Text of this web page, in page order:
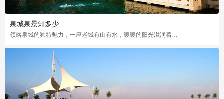
泉城泉景知多少
领略泉城的独特魅力，一座老城有山有水，暖暖的阳光滋润着大地，这么美好的画面啊